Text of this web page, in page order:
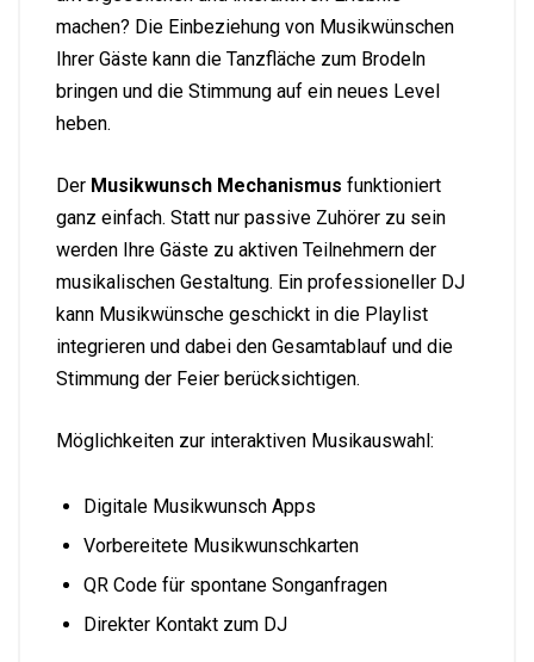
machen? Die Einbeziehung von Musikwünschen
Ihrer Gäste kann die Tanzfläche zum Brodeln
bringen und die Stimmung auf ein neues Level
heben.
Der Musikwunsch Mechanismus funktioniert
ganz einfach. Statt nur passive Zuhörer zu sein
werden Ihre Gäste zu aktiven Teilnehmern der
musikalischen Gestaltung. Ein professioneller DJ
kann Musikwünsche geschickt in die Playlist
integrieren und dabei den Gesamtablauf und die
Stimmung der Feier berücksichtigen.
Möglichkeiten zur interaktiven Musikauswahl:
Digitale Musikwunsch Apps
Vorbereitete Musikwunschkarten
QR Code für spontane Songanfragen
Direkter Kontakt zum DJ